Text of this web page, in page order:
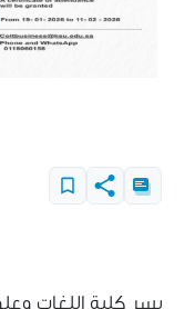
يسر كلية اللغات